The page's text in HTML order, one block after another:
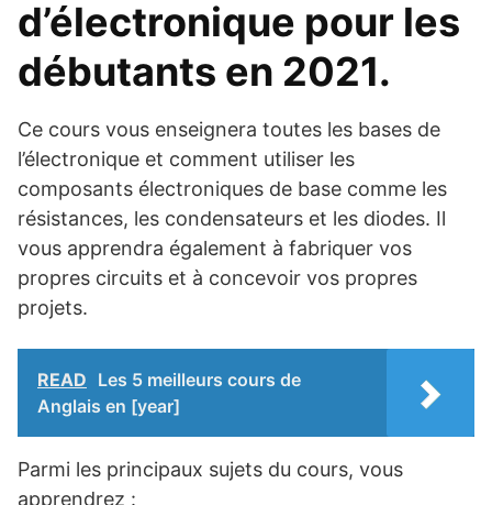
d’électronique pour les
débutants en 2021.
Ce cours vous enseignera toutes les bases de
l’électronique et comment utiliser les
composants électroniques de base comme les
résistances, les condensateurs et les diodes. Il
vous apprendra également à fabriquer vos
propres circuits et à concevoir vos propres
projets.
READ Les 5 meilleurs cours de
Anglais en [year]
Parmi les principaux sujets du cours, vous
apprendrez :